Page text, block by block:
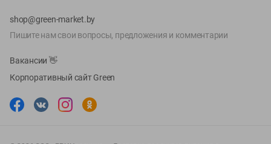
shop@green-market.by
Пишите нам свои вопросы, предложения и комментарии
Вакансии 👋
Корпоративный сайт Green